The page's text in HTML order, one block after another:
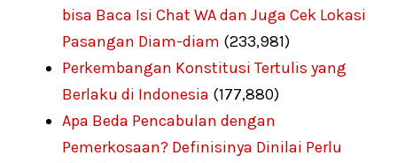
bisa Baca Isi Chat WA dan Juga Cek Lokasi
Pasangan Diam-diam (233,981)
Perkembangan Konstitusi Tertulis yang
Berlaku di Indonesia (177,880)
Apa Beda Pencabulan dengan
Pemerkosaan? Definisinya Dinilai Perlu